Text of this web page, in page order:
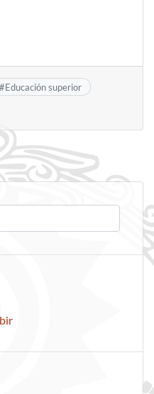
#Educación superior